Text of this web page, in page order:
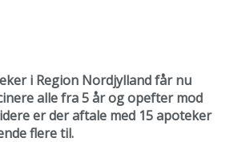
i Region Nordjylland får nu
alle fra 5 år og opefter mod
er der aftale med 15 apoteker
flere til.